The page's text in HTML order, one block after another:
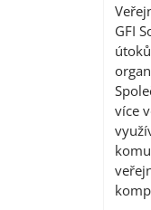
GFI
více